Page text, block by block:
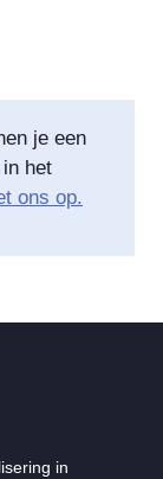
je een
het
ons op.
in